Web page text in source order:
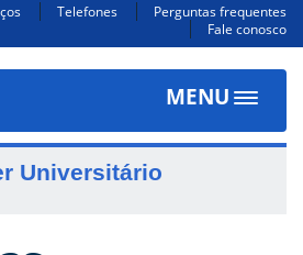
Telefones
Perguntas frequentes
Fale conosco
MENU
Toggle
Universitário